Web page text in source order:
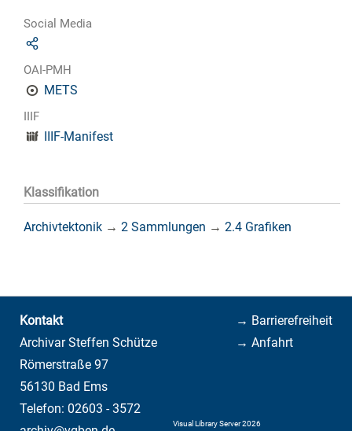
Social Media
OAI-PMH
METS
IIIF
IIIF-Manifest
Klassifikation
Archivtektonik → 2 Sammlungen → 2.4 Grafiken
→ Barrierefreiheit
→ Anfahrt
Kontakt
Archivar Steffen Schütze
Römerstraße 97
56130 Bad Ems
Telefon: 02603 - 3572
Visual Library Server 2026